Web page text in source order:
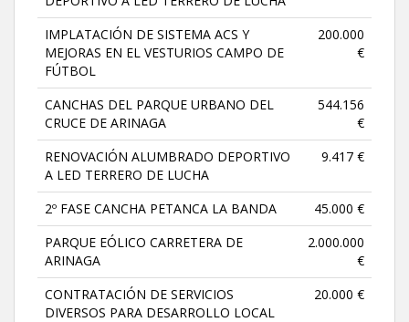
IMPLATACIÓN DE SISTEMA ACS Y
MEJORAS EN EL VESTURIOS CAMPO DE
FÚTBOL
200.000
€
CANCHAS DEL PARQUE URBANO DEL
CRUCE DE ARINAGA
544.156
€
RENOVACIÓN ALUMBRADO DEPORTIVO
A LED TERRERO DE LUCHA
9.417 €
2º FASE CANCHA PETANCA LA BANDA
45.000 €
PARQUE EÓLICO CARRETERA DE
ARINAGA
2.000.000
€
CONTRATACIÓN DE SERVICIOS
DIVERSOS PARA DESARROLLO LOCAL
20.000 €